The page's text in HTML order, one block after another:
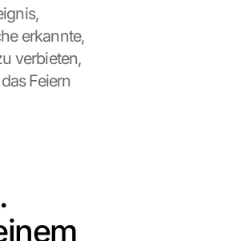
erkannte,
verbieten,
Feiern